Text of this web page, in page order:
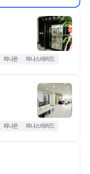
피나온 피나스테리드
피나온 피나스테리드